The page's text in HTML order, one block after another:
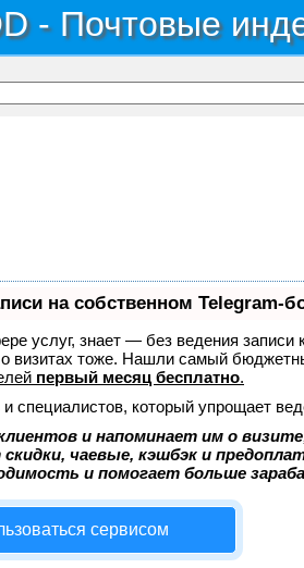
- Почтовые
на собственном Telegram-
услуг, знает — без ведения
о визитах тоже. Нашли самый
первый месяц бесплатно.
специалистов, который упрощает
и напоминает им о
чаевые, кэшбэк и
и помогает больше
сервисом